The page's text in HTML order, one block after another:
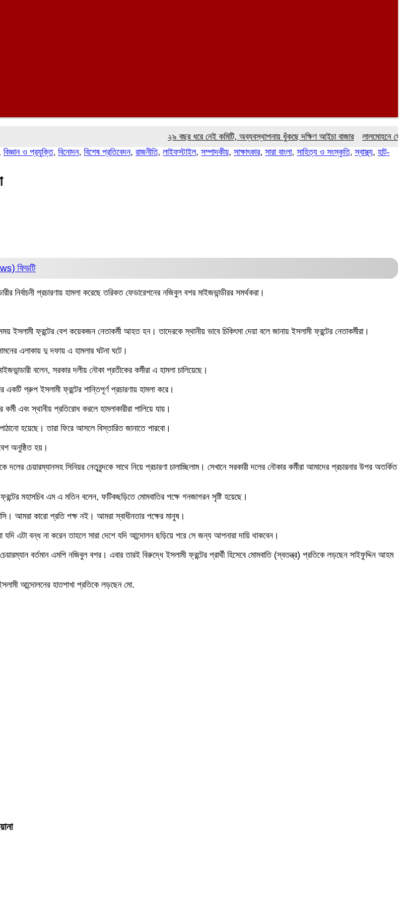
২৯ বছর ধরে নেই কমিটি, অব্যবস্থাপনায় ধুঁকছে দক্ষিণ আইচা বাজার
লালমোহনে ফেয়ার
বিজ্ঞান ও প্রযুক্তি, বিনোদন, বিশেষ প্রতিবেদন, রাজনীতি, লাইফস্টাইল, সম্পাদকীয়, সাক্ষাৎকার, সারা বাংলা, সাহিত্য ও সংস্কৃতি,স্বাস্থ্য, হাট-
ফিডটি
নির্বাচনী প্রচারণায় হামলা করেছে তরিকত ফেডারেশনের নজিবুল বশর মাইজভান্ডীরর সমর্থকরা।
ইসলামী ফ্রন্টের বেশ কয়েকজন নেতাকর্মী আহত হন। তাদেরকে স্থানীয় ভাবে চিকিৎসা দেয়া বলে জানায় ইসলামী ফ্রন্টের নেতাকর্মীরা।
এলাকায় দু দফায় এ হামলার ঘটনা ঘটে।
বলেন, সরকার দলীয় নৌকা প্রতীকের কর্মীরা এ হামলা চালিয়েছে।
একটি গ্রুপ ইসলামী ফ্রন্টের শান্তিপূর্ণ প্রচারণায় হামলা করে।
এবং স্থানীয় প্রতিরোধ করলে হামলাকারীরা পালিয়ে যায়।
হয়েছে। তারা ফিরে আসলে বিস্তারিত জানাতে পারবো।
অনুষ্ঠিত হয়।
চেয়ারম্যানসহ সিনিয়র নেতৃবৃন্দকে সাথে নিয়ে প্রচারণা চালাচ্ছিলাম। সেখানে সরকারী দলের নৌকার কর্মীরা আমাদের প্রচারনার উপর অতর্কিত
মহাসচিব এম এ মতিন বলেন, ফটিকছড়িতে মোমবাতির পক্ষে গনজাগরন সৃষ্টি হয়েছে।
আমরা কারো প্রতি পক্ষ নই। আমরা স্বাধীনতার পক্ষের মানুষ।
এটা বন্ধ না করেন তাহলে সারা দেশে যদি আন্দোলন ছড়িয়ে পরে সে জন্য আপনারা দায়ি থাকবেন।
বর্তমান এমপি নজিবুল বশর। এবার তারই বিরুদ্ধে ইসলামী ফ্রন্টের প্রার্থী হিসেবে মোমবাতি (স্বতন্ত্র) প্রতিকে লড়ছেন সাইফুদ্দিন আহম
আন্দোলনের হাতপাখা প্রতিকে লড়ছেন মো.